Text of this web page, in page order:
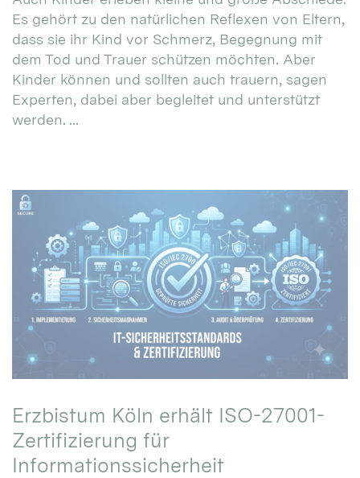
Es gehört zu den natürlichen Reflexen von Eltern,
dass sie ihr Kind vor Schmerz, Begegnung mit
dem Tod und Trauer schützen möchten. Aber
Kinder können und sollten auch trauern, sagen
Experten, dabei aber begleitet und unterstützt
werden. ...
Erzbistum Köln erhält ISO-27001-
Zertifizierung für
Informationssicherheit